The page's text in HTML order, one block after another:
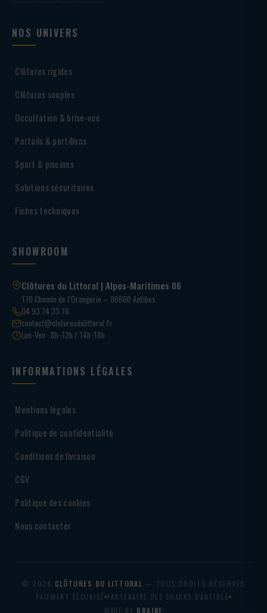
NOS UNIVERS
Clôtures rigides
Clôtures souples
Occultation & brise-vue
Portails & portillons
Sport & piscines
Solutions sécuritaires
Fiches techniques
SHOWROOM
Clôtures du Littoral | Alpes-Maritimes 06
170 Chemin de l’Orangerie – 06600 Antibes
04 93 74 33 76
contact@cloturesdulittoral.fr
Lun-Ven · 8h-12h / 14h-18h
INFORMATIONS LÉGALES
Mentions légales
Politique de confidentialité
Conditions de livraison
CGV
Politique des cookies
Nous contacter
© 2026 CLÔTURES DU LITTORAL — TOUS DROITS RÉSERVÉS
PAIEMENT SÉCURISÉ PARTENAIRE DES SHARKS D'ANTIBES
MADE BY BRAINF